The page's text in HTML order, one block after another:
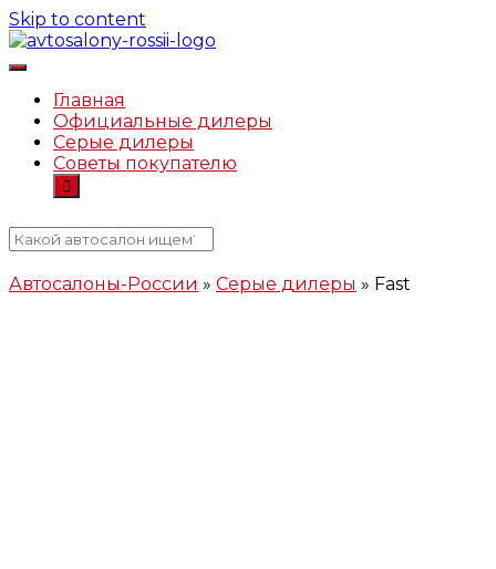
Skip to content
Главная
Официальные дилеры
Серые дилеры
Советы покупателю
Автосалоны-России » Серые дилеры » Fast